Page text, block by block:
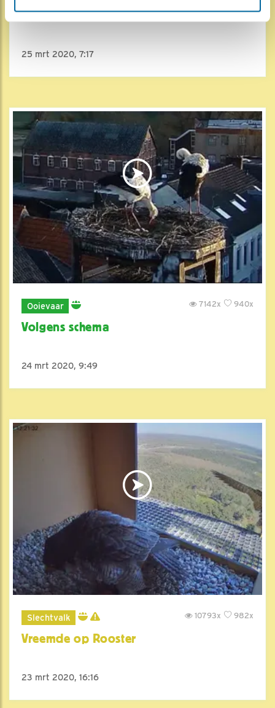
Poepen doe je buiten
25 mrt 2020, 7:17
Ooievaar 940x
7142x
Volgens schema
24 mrt 2020, 9:49
Slechtvalk 982x
10793x
Vreemde op Rooster
23 mrt 2020, 16:16